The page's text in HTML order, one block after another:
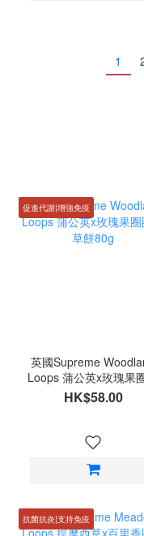
1
促進代謝|增強免疫
英國Supreme
Loops 蒲公英x玫瑰果
餅 草餅80g
HK$58.00
抗菌抗炎|支持免疫